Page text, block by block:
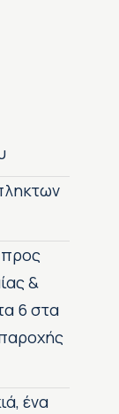
προς
&
6 στα
ένα